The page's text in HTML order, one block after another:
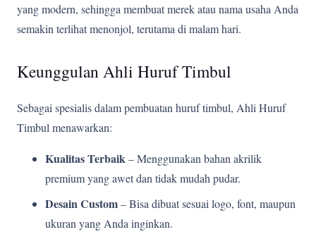
yang modern, sehingga membuat merek atau nama usaha Anda
semakin terlihat menonjol, terutama di malam hari.
Keunggulan Ahli Huruf Timbul
Sebagai spesialis dalam pembuatan huruf timbul, Ahli Huruf
Timbul menawarkan:
Kualitas Terbaik– Menggunakan bahan akrilik
premium yang awet dan tidak mudah pudar.
Desain Custom– Bisa dibuat sesuai logo, font, maupun
ukuran yang Anda inginkan.